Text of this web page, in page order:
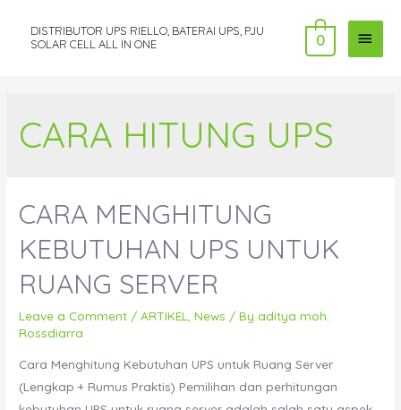
DISTRIBUTOR UPS RIELLO, BATERAI UPS, PJU
SOLAR CELL ALL IN ONE
MAIN
0
CARA HITUNG UPS
CARA MENGHITUNG
KEBUTUHAN UPS UNTUK
RUANG SERVER
Leave a Comment /ARTIKEL ,News / Byaditya moh.
Rossdiarra
Cara Menghitung Kebutuhan UPS untuk Ruang Server
(Lengkap + Rumus Praktis) Pemilihan dan perhitungan